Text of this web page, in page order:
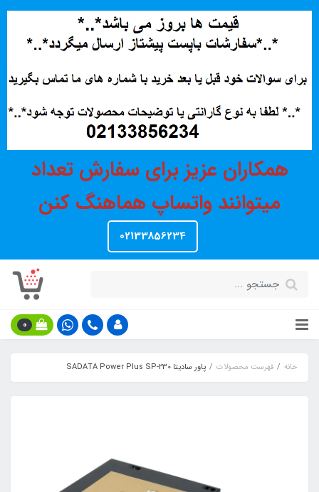
همکاران عزیز برای سفارش تعداد
میتوانند واتساپ هماهنگ کنن
02133856234
0
خانه فهرست محصولات پاور سادیتا SADATA Power Plus SP-230